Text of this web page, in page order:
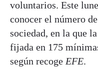
voluntarios. Este
conocer el número
sociedad, en la que
fijada en 175
según recoge EFE.